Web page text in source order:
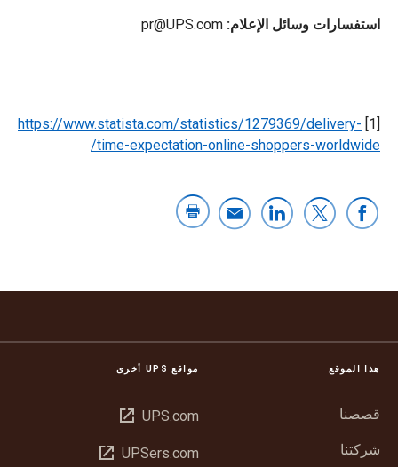
استفسارات وسائل الإعلام:
[1]
https://www.statista.com/statistics/1279369/delivery-
time-expectation-online-shoppers-worldwide/
هذا الموقع
قصصنا
شركتنا
مواقع UPS أخرى
UPS.com فتح
نافذة
UPSers.com فتح